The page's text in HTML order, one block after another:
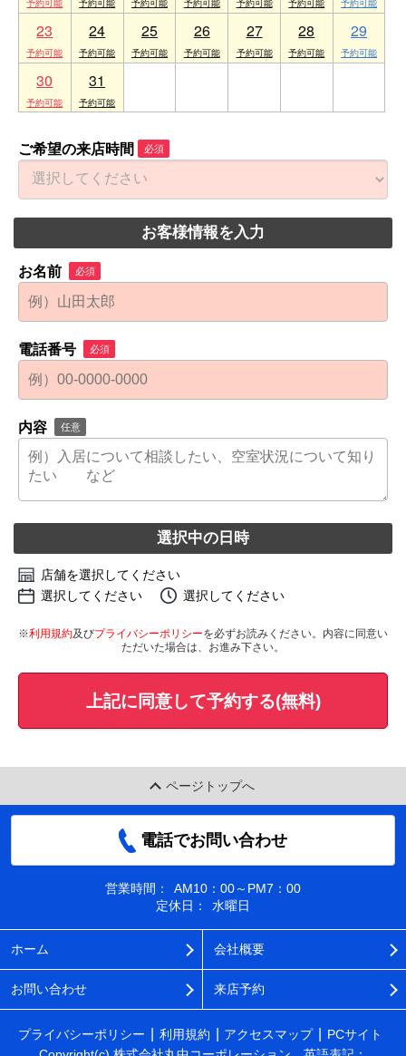
23 24 25 26 27 28 29
30 31
ご希望の来店時間 必須
お客様情報を入力
お名前 必須
電話番号 必須
内容 任意
選択中の日時
店舗を選択してください
選択してください
選択してください
※利用規約及びプライバシーポリシーを必ずお読みください。内容に同意い
ただいた場合は、お進み下さい。
上記に同意して予約する(無料)
ページトップへ
電話でお問い合わせ
営業時間：
AM10：00～PM7：00
定休日：
水曜日
ホーム 会社概要
お問い合わせ 来店予約
プライバシーポリシー 利用規約 アクセスマップ
PCサイト